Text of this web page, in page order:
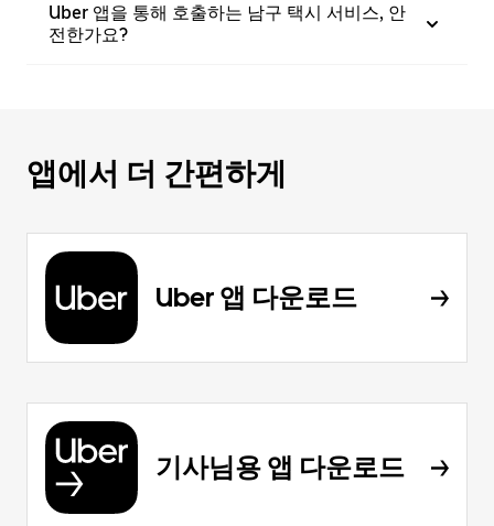
Uber 앱을 통해 호출하는 남구 택시 서비스, 안
전한가요?
앱에서 더 간편하게
Uber 앱 다운로드
기사님용 앱 다운로드